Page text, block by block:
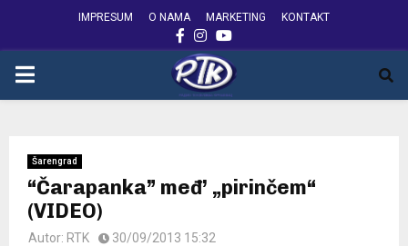
IMPRESUM O NAMA MARKETING KONTAKT
FACEBOOK
INSTAGRAM
YOUTUBE
PRIMARY
Šarengrad
“Čarapanka” međ’ „pirinčem“
(VIDEO)
Autor: RTK 30/09/2013 15:32